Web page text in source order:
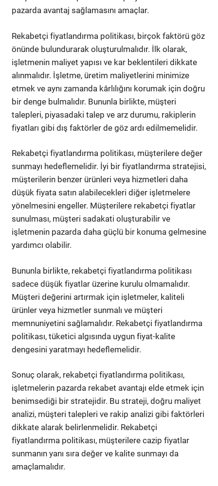
pazarda avantaj sağlamasını amaçlar.
Rekabetçi fiyatlandırma politikası, birçok faktörü göz
önünde bulundurarak oluşturulmalıdır. İlk olarak,
işletmenin maliyet yapısı ve kar beklentileri dikkate
alınmalıdır. İşletme, üretim maliyetlerini minimize
etmek ve aynı zamanda kârlılığını korumak için doğru
bir denge bulmalıdır. Bununla birlikte, müşteri
talepleri, piyasadaki talep ve arz durumu, rakiplerin
fiyatları gibi dış faktörler de göz ardı edilmemelidir.
Rekabetçi fiyatlandırma politikası, müşterilere değer
sunmayı hedeflemelidir. İyi bir fiyatlandırma stratejisi,
müşterilerin benzer ürünleri veya hizmetleri daha
düşük fiyata satın alabilecekleri diğer işletmelere
yönelmesini engeller. Müşterilere rekabetçi fiyatlar
sunulması, müşteri sadakati oluşturabilir ve
işletmenin pazarda daha güçlü bir konuma gelmesine
yardımcı olabilir.
Bununla birlikte, rekabetçi fiyatlandırma politikası
sadece düşük fiyatlar üzerine kurulu olmamalıdır.
Müşteri değerini artırmak için işletmeler, kaliteli
ürünler veya hizmetler sunmalı ve müşteri
memnuniyetini sağlamalıdır. Rekabetçi fiyatlandırma
politikası, tüketici algısında uygun fiyat-kalite
dengesini yaratmayı hedeflemelidir.
Sonuç olarak, rekabetçi fiyatlandırma politikası,
işletmelerin pazarda rekabet avantajı elde etmek için
benimsediği bir stratejidir. Bu strateji, doğru maliyet
analizi, müşteri talepleri ve rakip analizi gibi faktörleri
dikkate alarak belirlenmelidir. Rekabetçi
fiyatlandırma politikası, müşterilere cazip fiyatlar
sunmanın yanı sıra değer ve kalite sunmayı da
amaçlamalıdır.